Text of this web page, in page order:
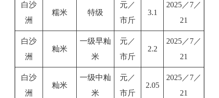
白沙
洲
糯米 特级
元／
市斤
3.1
2025／7／
21
白沙
洲
籼米
一级早籼
米
元／
市斤
2.2
2025／7／
21
白沙
洲
籼米
一级中籼
米
元／
市斤
2.05
2025／7／
21